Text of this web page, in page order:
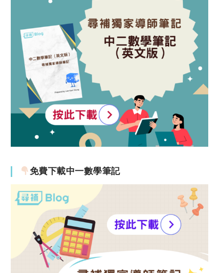
免費下載中一數學筆記